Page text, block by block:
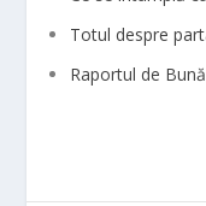
Totul despre
Raportul de